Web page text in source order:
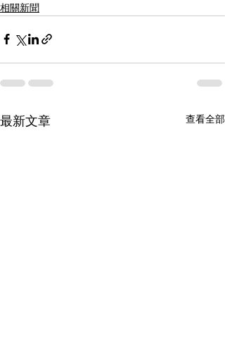
相關新聞
最新文章 查看全部